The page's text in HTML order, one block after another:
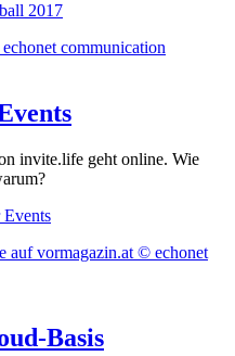
2017
invite.life geht online. Wie
Basis